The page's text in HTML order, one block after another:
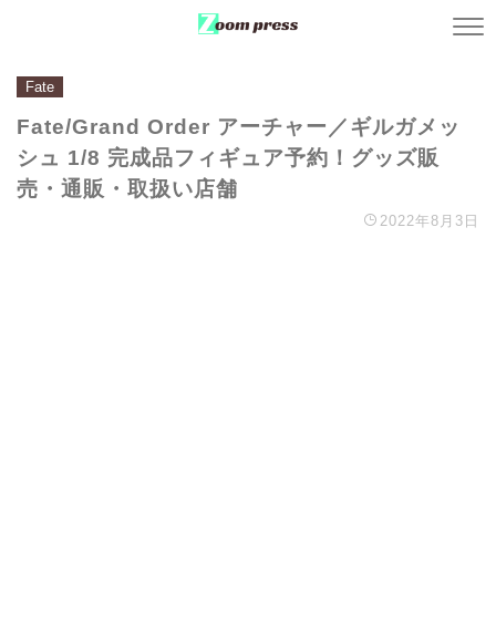
Fate
Fate/Grand Order アーチャー／ギルガメッ
シュ 1/8 完成品フィギュア予約！グッズ販
売・通販・取扱い店舗
2022年8月3日